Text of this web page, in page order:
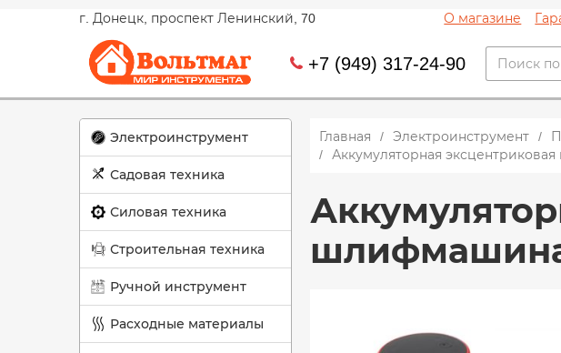
г. Донецк, проспект Ленинский, 70 О магазине
+7 (949) 317-24-90
Электроинструмент
Садовая техника
Силовая техника
Строительная техника
Ручной инструмент
Расходные материалы
Главная Электроинструмент
Аккумуляторная
шлифмашина